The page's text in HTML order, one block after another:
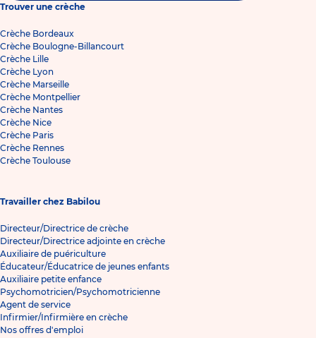
Trouver une crèche
Crèche Bordeaux
Crèche Boulogne-Billancourt
Crèche Lille
Crèche Lyon
Crèche Marseille
Crèche Montpellier
Crèche Nantes
Crèche Nice
Crèche Paris
Crèche Rennes
Crèche Toulouse
Travailler chez Babilou
Directeur/Directrice de crèche
Directeur/Directrice adjointe en crèche
Auxiliaire de puériculture
Éducateur/Éducatrice de jeunes enfants
Auxiliaire petite enfance
Psychomotricien/Psychomotricienne
Agent de service
Infirmier/Infirmière en crèche
Nos offres d'emploi